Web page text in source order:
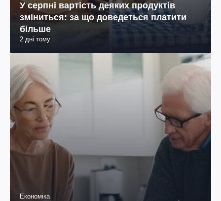
У серпні вартість деяких продуктів
зміниться: за що доведеться платити
більше
2 дні тому
Економіка